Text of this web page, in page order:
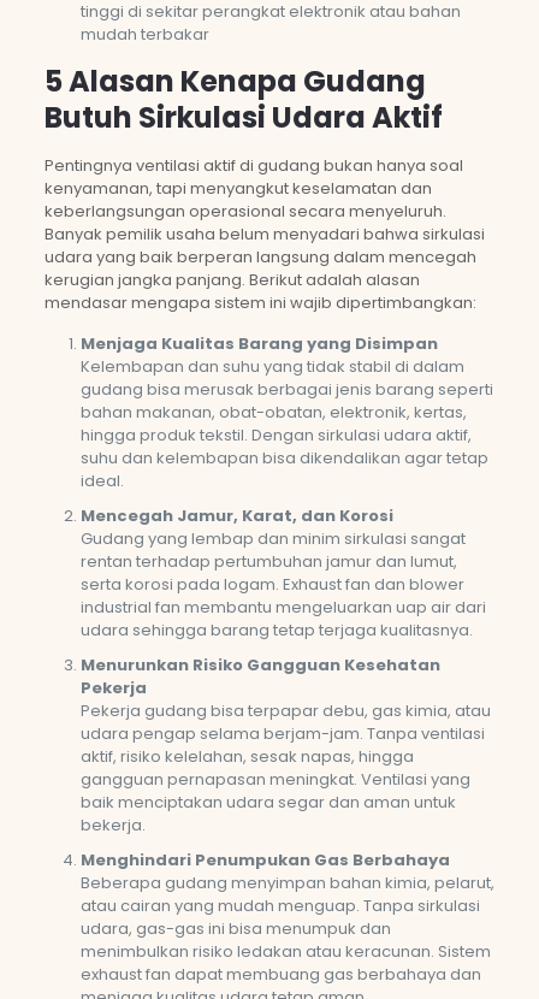
tinggi di sekitar perangkat elektronik atau bahan
mudah terbakar
5 Alasan Kenapa Gudang
Butuh Sirkulasi Udara Aktif
Pentingnya ventilasi aktif di gudang bukan hanya soal
kenyamanan, tapi menyangkut keselamatan dan
keberlangsungan operasional secara menyeluruh.
Banyak pemilik usaha belum menyadari bahwa sirkulasi
udara yang baik berperan langsung dalam mencegah
kerugian jangka panjang. Berikut adalah alasan
mendasar mengapa sistem ini wajib dipertimbangkan:
Menjaga Kualitas Barang yang Disimpan
Kelembapan dan suhu yang tidak stabil di dalam
gudang bisa merusak berbagai jenis barang seperti
bahan makanan, obat-obatan, elektronik, kertas,
hingga produk tekstil. Dengan sirkulasi udara aktif,
suhu dan kelembapan bisa dikendalikan agar tetap
ideal.
Mencegah Jamur, Karat, dan Korosi
Gudang yang lembap dan minim sirkulasi sangat
rentan terhadap pertumbuhan jamur dan lumut,
serta korosi pada logam. Exhaust fan dan blower
industrial fan membantu mengeluarkan uap air dari
udara sehingga barang tetap terjaga kualitasnya.
Menurunkan Risiko Gangguan Kesehatan
Pekerja
Pekerja gudang bisa terpapar debu, gas kimia, atau
udara pengap selama berjam-jam. Tanpa ventilasi
aktif, risiko kelelahan, sesak napas, hingga
gangguan pernapasan meningkat. Ventilasi yang
baik menciptakan udara segar dan aman untuk
bekerja.
Menghindari Penumpukan Gas Berbahaya
Beberapa gudang menyimpan bahan kimia, pelarut,
atau cairan yang mudah menguap. Tanpa sirkulasi
udara, gas-gas ini bisa menumpuk dan
menimbulkan risiko ledakan atau keracunan. Sistem
exhaust fan dapat membuang gas berbahaya dan